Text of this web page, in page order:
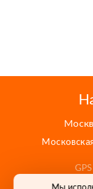
GPS